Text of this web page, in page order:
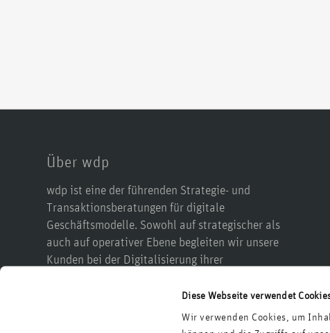
Diese Webseite verwendet
Wir verwenden Cookies, um
Über wdp
wdp ist eine der führenden Strategie- und
Transaktionsberatungen für digitale
Geschäftsmodelle. Sowohl auf strategischer als
auch auf operativer Ebene begleiten wir unsere
Kunden bei der Digitalisierung ihrer
M&A-Prozessen sowie bei einer möglichen
Reorganisation. Dabei greifen wir auf die
Erfahrungen aus mehr als 700 Projekten und ein